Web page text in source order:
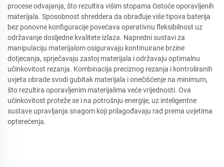
procese odvajanja, što rezultira višim stopama čistoće oporavljenih
materijala. Sposobnost shreddera da obrađuje više tipova baterija
bez ponovne konfiguracije povećava operativnu fleksibilnost uz
održavanje dosljedne kvalitete izlaza. Napredni sustavi za
manipulaciju materijalom osiguravaju kontinuirane brzine
dotjecanja, sprječavaju zastoj materijala i održavaju optimalnu
učinkovitost rezanja. Kombinacija preciznog rezanja i kontroliranih
uvjeta obrade svodi gubitak materijala i onečišćenje na minimum,
što rezultira oporavljenim materijalima veće vrijednosti. Ova
učinkovitost proteže se i na potrošnju energije, uz inteligentne
sustave upravljanja snagom koji prilagođavaju rad prema uvjetima
opterećenja.